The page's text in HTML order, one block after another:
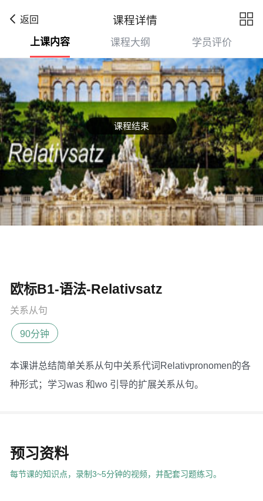
返回 课程详情 
课程结束
上课内容 课程大纲 学员评价
欧标B1-语法-Relativsatz
关系从句
90分钟
本课讲总结简单关系从句中关系代词Relativpronomen的各
种形式；学习was 和wo 引导的扩展关系从句。
预习资料
每节课的知识点，录制3~5分钟的视频，并配套习题练习。